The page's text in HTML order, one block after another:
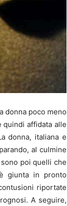
donna poco meno
affidata alle
donna, italiana e
al culmine
poi quelli che
giunta in pronto
riportate
A seguire,